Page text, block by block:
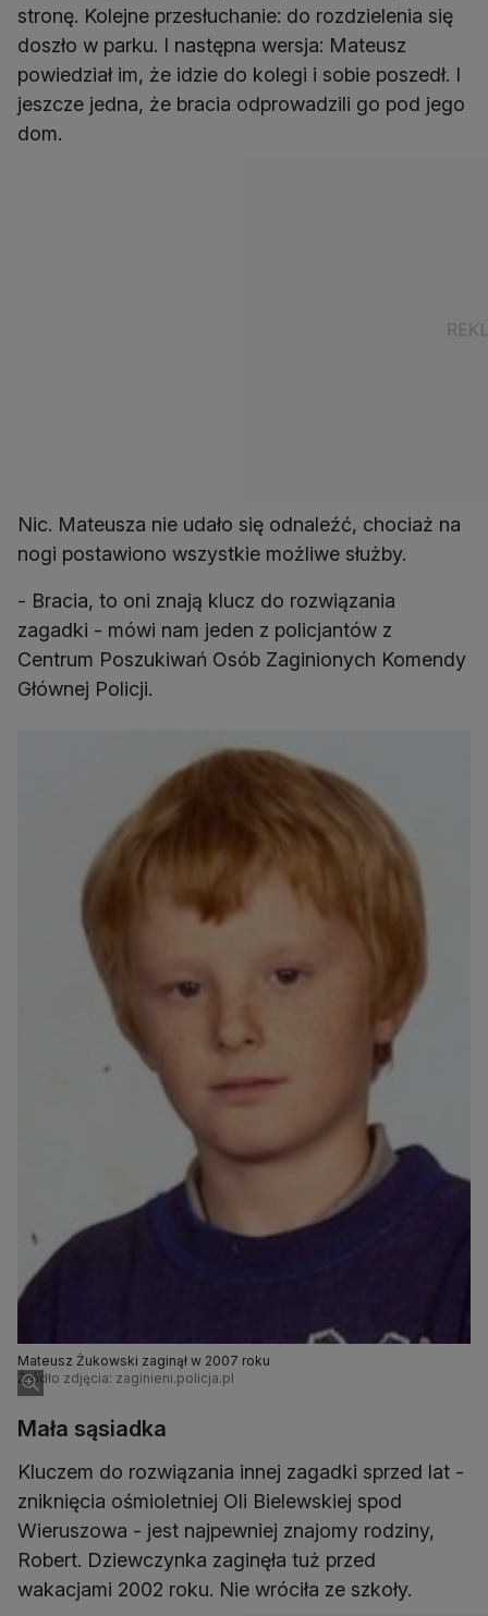
stronę. Kolejne przesłuchanie: do rozdzielenia się
doszło w parku. I następna wersja: Mateusz
powiedział im, że idzie do kolegi i sobie poszedł. I
jeszcze jedna, że bracia odprowadzili go pod jego
dom.
Nic. Mateusza nie udało się odnaleźć, chociaż na
nogi postawiono wszystkie możliwe służby.
- Bracia, to oni znają klucz do rozwiązania
zagadki - mówi nam jeden z policjantów z
Centrum Poszukiwań Osób Zaginionych Komendy
Głównej Policji.
Mateusz Żukowski zaginął w 2007 roku
Źródło zdjęcia: zaginieni.policja.pl
Mała sąsiadka
Kluczem do rozwiązania innej zagadki sprzed lat -
zniknięcia ośmioletniej Oli Bielewskiej spod
Wieruszowa - jest najpewniej znajomy rodziny,
Robert. Dziewczynka zaginęła tuż przed
wakacjami 2002 roku. Nie wróciła ze szkoły.